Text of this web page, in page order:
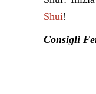
Shui!
Consigli